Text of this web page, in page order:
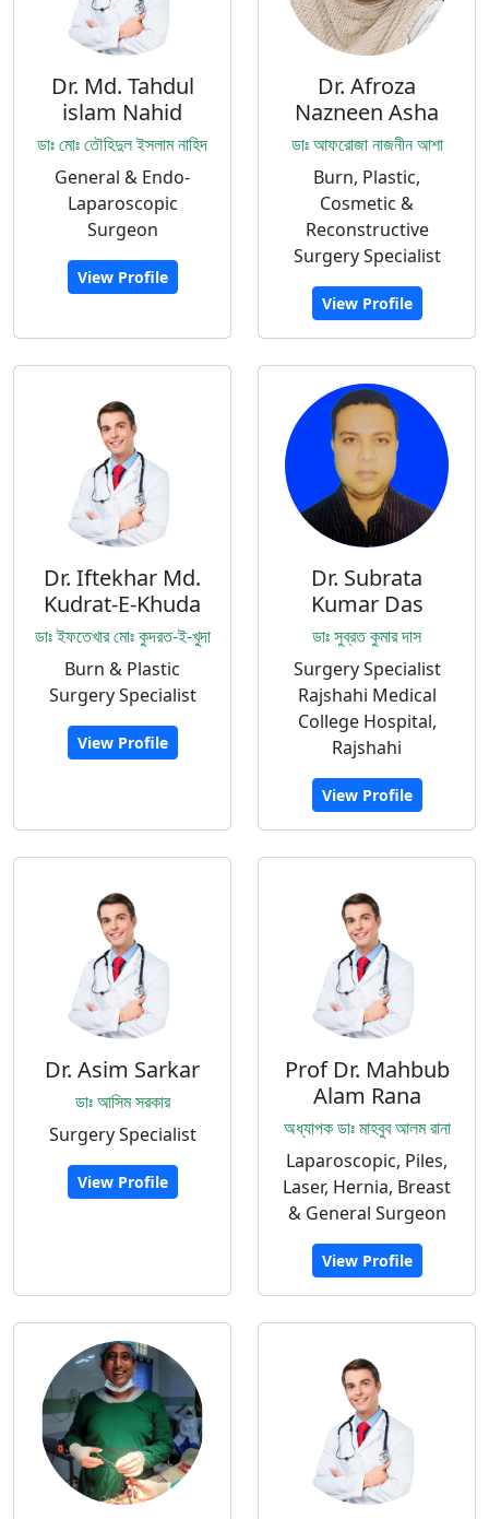
Dr. Md. Tahdul
islam Nahid
ডাঃ মোঃ তৌহিদুল ইসলাম নাহিদ
General & Endo-
Laparoscopic
Surgeon
View Profile
Dr. Afroza
Nazneen Asha
ডাঃ আফরোজা নাজনীন আশা
Burn, Plastic,
Cosmetic &
Reconstructive
Surgery Specialist
View Profile
Dr. Iftekhar Md.
Kudrat-E-Khuda
ডাঃ ইফতেখার মোঃ কুদরত-ই-খুদা
Burn & Plastic
Surgery Specialist
View Profile
Dr. Subrata
Kumar Das
ডাঃ সুব্রত কুমার দাস
Surgery Specialist
Rajshahi Medical
College Hospital,
Rajshahi
View Profile
Dr. Asim Sarkar
ডাঃ আসিম সরকার
Surgery Specialist
View Profile
Prof Dr. Mahbub
Alam Rana
অধ্যাপক ডাঃ মাহবুব আলম রানা
Laparoscopic, Piles,
Laser, Hernia, Breast
& General Surgeon
View Profile